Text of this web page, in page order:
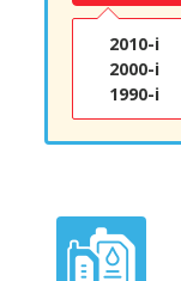
2010-і
2000-і
1990-і